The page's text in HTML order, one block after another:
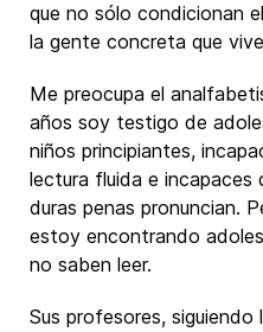
que no sólo condicionan
la gente concreta que
Me preocupa el
años soy testigo de
niños principiantes,
lectura fluida e incapaces
duras penas pronuncian.
estoy encontrando
no saben leer.
Sus profesores, siguiendo